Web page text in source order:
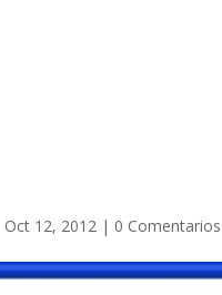
Oct 12, 2012 | 0 Comentarios